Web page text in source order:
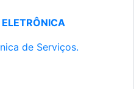
de Serviços.